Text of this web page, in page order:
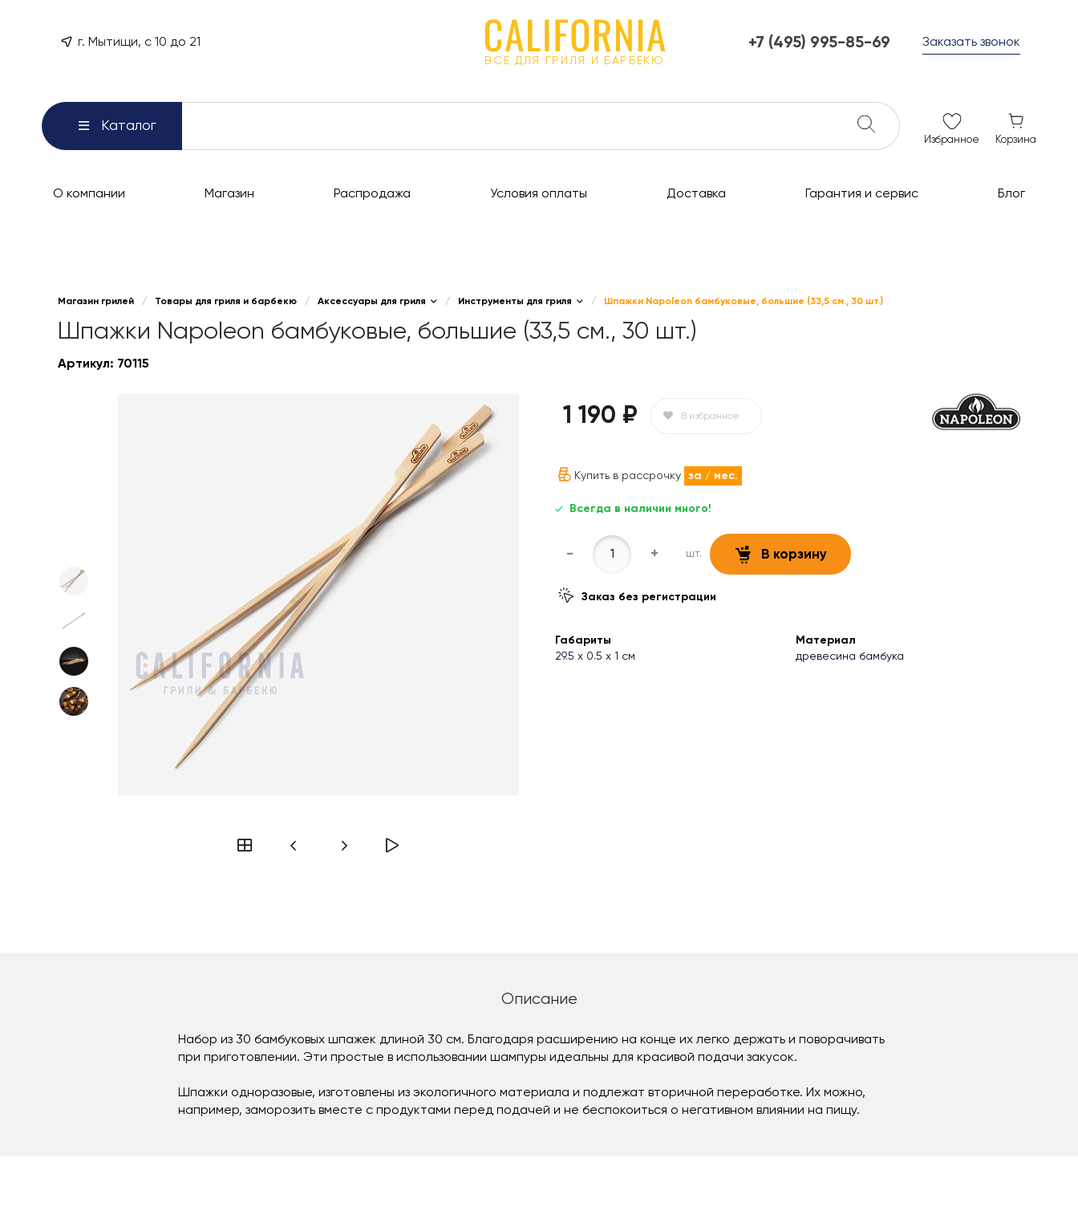
г. Мытищи, с 10 до 21
ВСЕ ДЛЯ ГРИЛЯ И БАРБЕКЮ
+7 (495) 995-85-69
ежедневно с 10 до 21
Заказать звонок
Каталог
Избранное Корзина
О компании Магазин Распродажа Условия оплаты Доставка Гарантия и сервис Блог
Магазин грилей / Товары для гриля и барбекю / Аксессуары для гриля / Инструменты для гриля / Шпажки Napoleon бамбуковые, большие (33,5 см., 30 шт.)
Шпажки Napoleon бамбуковые, большие (33,5 см., 30 шт.)
Артикул: 70115
1 190 ₽ В избранное
Купить в рассрочку за / мес.
Всегда в наличии много!
- + шт. В корзину
Заказ без регистрации
Габариты
29.5 х 0.5 х 1 см
Материал
древесина бамбука
Описание
Набор из 30 бамбуковых шпажек длиной 30 см. Благодаря расширению на конце их легко держать и поворачивать
при приготовлении. Эти простые в использовании шампуры идеальны для красивой подачи закусок.
Шпажки одноразовые, изготовлены из экологичного материала и подлежат вторичной переработке. Их можно,
например, заморозить вместе с продуктами перед подачей и не беспокоиться о негативном влиянии на пищу.